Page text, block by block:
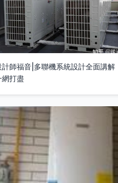
計師福音|多聯機系統設計全面講解
打盡